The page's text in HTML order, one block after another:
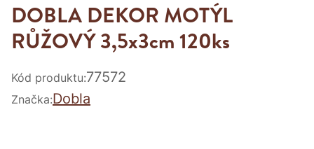
DOBLA DEKOR MOTÝL
RŮŽOVÝ 3,5x3cm 120ks
Kód produktu:77572
Značka:Dobla